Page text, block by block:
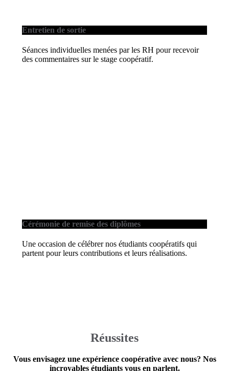
Entretien de sortie
Séances individuelles menées par les RH pour recevoir
des commentaires sur le stage coopératif.
Cérémonie de remise des diplômes
Une occasion de célébrer nos étudiants coopératifs qui
partent pour leurs contributions et leurs réalisations.
Réussites
Vous envisagez une expérience coopérative avec nous? Nos
incroyables étudiants vous en parlent.